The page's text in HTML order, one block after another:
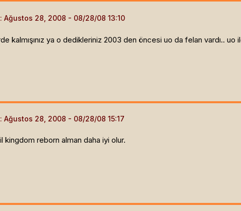
Ağustos 28, 2008
kalmışınız ya o dedikleriniz 2003 den öncesi uo da felan vardı..
Ağustos 28, 2008
kingdom reborn alman daha iyi olur.